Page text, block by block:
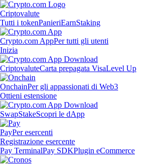
Criptovalute
Tutti i tokenPanieriEarnStaking
Crypto.com AppPer tutti gli utenti
Inizia
CriptovaluteCarta prepagata VisaLevel Up
OnchainPer gli appassionati di Web3
Ottieni estensione
SwapStakeScopri le dApp
PayPer esercenti
Registrazione esercente
Pay TerminalPay SDKPlugin eCommerce